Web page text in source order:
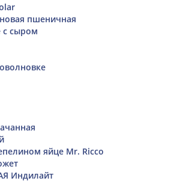
пшеничная
с сыром
яйце Mr. Ricco
Индилайт